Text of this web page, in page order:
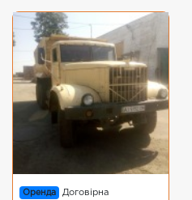
Оренда Договірна